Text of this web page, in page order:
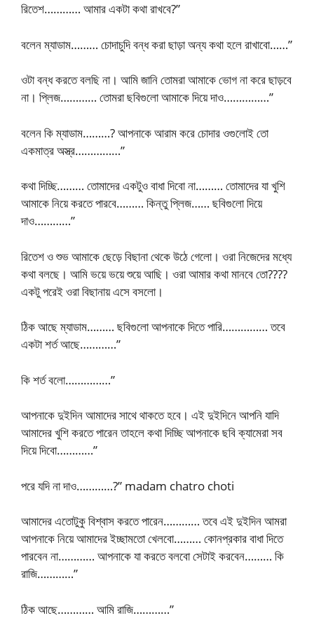
রিতেশ………… আমার একটা কথা রাখবে?”
বলেন ম্যাডাম……… চোদাচুদি বন্ধ করা ছাড়া অন্য কথা হলে রাখাবো……”
ওটা বন্ধ করতে বলছি না। আমি জানি তোমরা আমাকে ভোগ না করে ছাড়বে
না। প্লিজ………… তোমরা ছবিগুলো আমাকে দিয়ে দাও……………”
বলেন কি ম্যাডাম………? আপনাকে আরাম করে চোদার ওগুলোই তো
একমাত্র অস্ত্র……………”
কথা দিচ্ছি……… তোমাদের একটুও বাধা দিবো না……… তোমাদের যা খুশি
আমাকে নিয়ে করতে পারবে……… কিন্তু প্লিজ…… ছবিগুলো দিয়ে
দাও…………”
রিতেশ ও শুভ আমাকে ছেড়ে বিছানা থেকে উঠে গেলো। ওরা নিজেদের মধ্যে
কথা বলছে। আমি ভয়ে ভয়ে শুয়ে আছি। ওরা আমার কথা মানবে তো????
একটু পরেই ওরা বিছানায় এসে বসলো।
ঠিক আছে ম্যাডাম……… ছবিগুলো আপনাকে দিতে পারি…………… তবে
একটা শর্ত আছে…………”
কি শর্ত বলো……………”
আপনাকে দুইদিন আমাদের সাথে থাকতে হবে। এই দুইদিনে আপনি যাদি
আমাদের খুশি করতে পারেন তাহলে কথা দিচ্ছি আপনাকে ছবি ক্যামেরা সব
দিয়ে দিবো…………”
পরে যদি না দাও…………?” madam chatro choti
আমাদের এতোটুকু বিশ্বাস করতে পারেন………… তবে এই দুইদিন আমরা
আপনাকে নিয়ে আমাদের ইচ্ছামতো খেলবো……… কোনপ্রকার বাধা দিতে
পারবেন না………… আপনাকে যা করতে বলবো সেটাই করবেন……… কি
রাজি…………”
ঠিক আছে………… আমি রাজি…………”